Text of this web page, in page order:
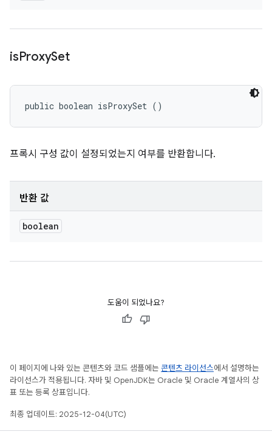
isProxySet
public boolean isProxySet ()
프록시 구성 값이 설정되었는지 여부를 반환합니다.
반환 값
boolean
도움이 되었나요?
이 페이지에 나와 있는 콘텐츠와 코드 샘플에는 콘텐츠 라이선스에서 설명하는
라이선스가 적용됩니다. 자바 및 OpenJDK는 Oracle 및 Oracle 계열사의 상
표 또는 등록 상표입니다.
최종 업데이트: 2025-12-04(UTC)